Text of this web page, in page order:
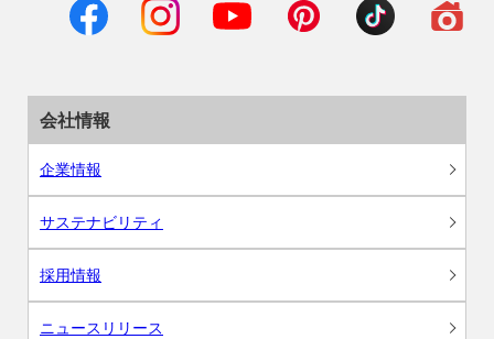
会社情報
企業情報
サステナビリティ
採用情報
ニュースリリース